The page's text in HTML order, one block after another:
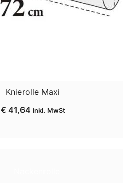
Knierolle Maxi
€ 41,64 inkl. MwSt